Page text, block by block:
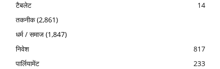
टैबलेट
14
तकनीक(2,861)
धर्म / समाज (1,847)
निवेश
817
पार्लियामेंट
233